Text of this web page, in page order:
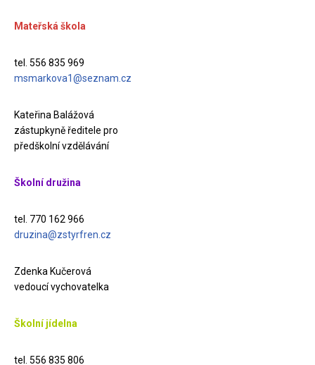
Mateřská škola
tel. 556 835 969
msmarkova1@seznam.cz
Kateřina Balážová
zástupkyně ředitele pro
předškolní vzdělávání
Školní družina
tel. 770 162 966
druzina@zstyrfren.cz
Zdenka Kučerová
vedoucí vychovatelka
Školní jídelna
tel. 556 835 806